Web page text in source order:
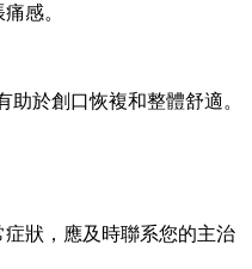
感。
於創口恢複和整體舒適。
狀，應及時聯系您的主治